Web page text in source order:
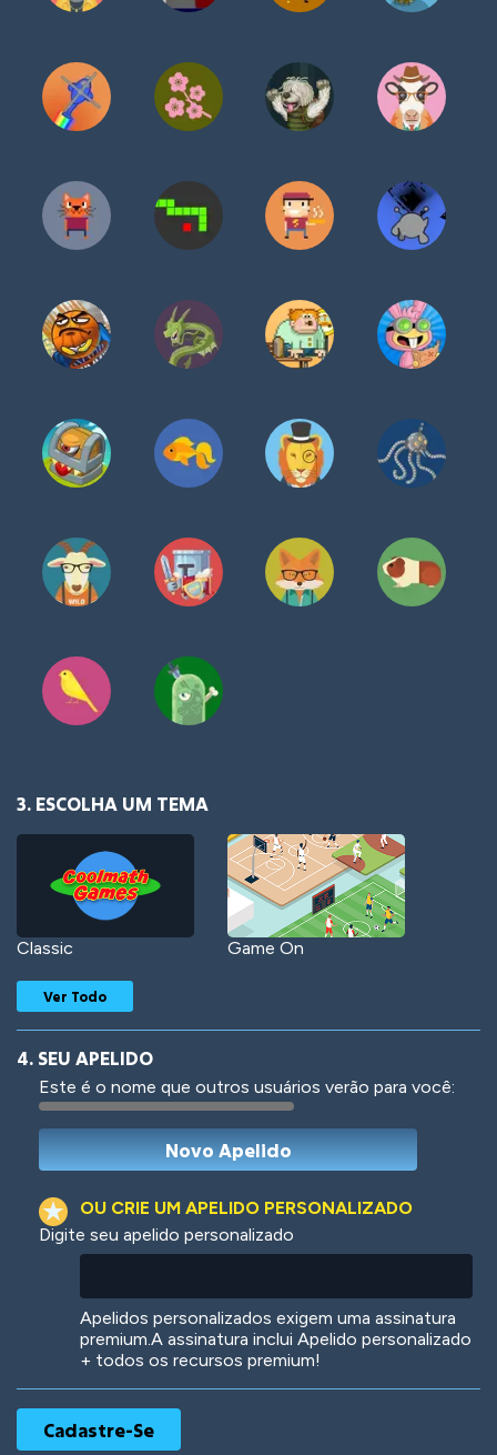
3. ESCOLHA UM TEMA
Classic Game On
Woof Jungle Cats
Ver Todo
4. SEU APELIDO
Este é o nome que outros usuários verão para você:
OU CRIE UM APELIDO PERSONALIZADO
Digite seu apelido personalizado
Apelidos personalizados exigem uma assinatura
premium.A assinatura inclui Apelido personalizado
+ todos os recursos premium!